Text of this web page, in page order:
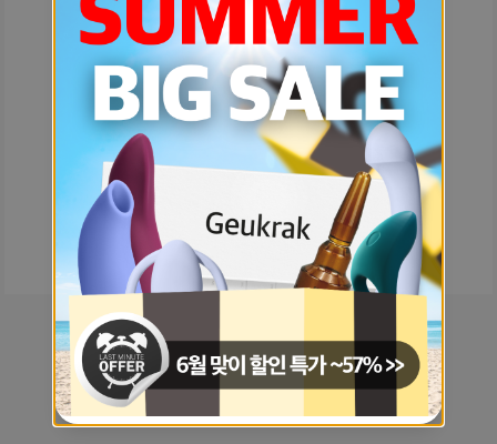
예상치 못한 에러입니다.